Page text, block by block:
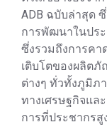
ADB ฉบับล่าสุด
การพัฒนาในปร
ซึ่งรวมถึงการคา
เติบโตของผลิต
ต่างๆ ทั่วทั้งภูมิภ
ทางเศรษฐกิจแล
การที่ประชากรสู